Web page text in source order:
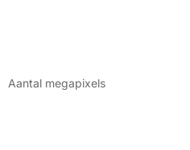
Aantal megapixels